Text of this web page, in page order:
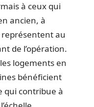
à ceux qui
ancien, à
au
de l’opération.
logements en
bénéficient
qui contribue à